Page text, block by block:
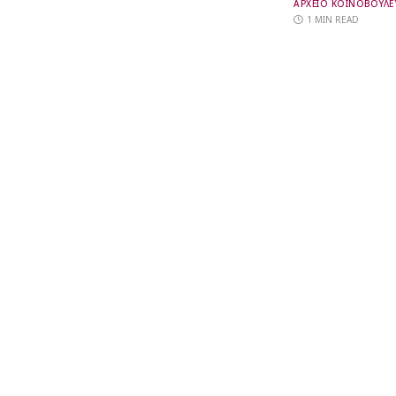
ΑΡΧΕΙΟ
1 MIN READ